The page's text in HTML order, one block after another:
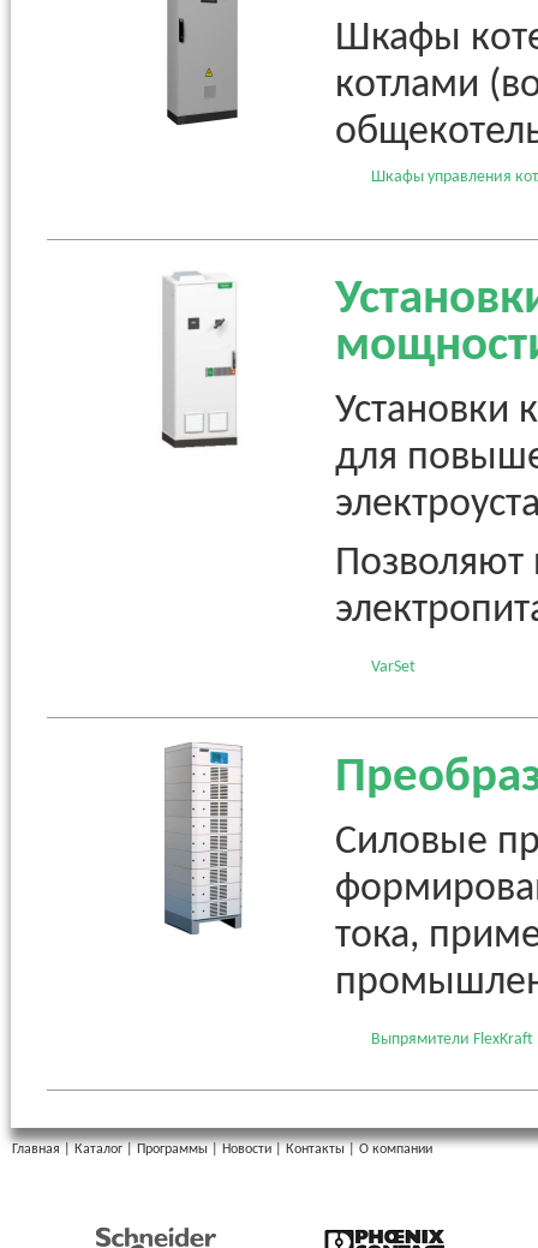
Шкафы
котлами
Шкафы управления
Установки
для
Позволяют
VarSet
Силовые
тока,
Выпрямители FlexKraft
Главная | Каталог | Программы | Новости | Контакты | О компании